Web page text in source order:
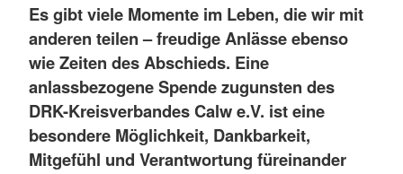
Es gibt viele Momente im Leben, die wir mit
anderen teilen – freudige Anlässe ebenso
wie Zeiten des Abschieds. Eine
anlassbezogene Spende zugunsten des
DRK-Kreisverbandes Calw e.V. ist eine
besondere Möglichkeit, Dankbarkeit,
Mitgefühl und Verantwortung füreinander